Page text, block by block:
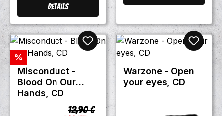
Details
Rabatt
%
Misconduct -
Blood On Our
Hands, CD
Regulärer Preis:
12,90 €
Warzone - Open
your eyes, CD